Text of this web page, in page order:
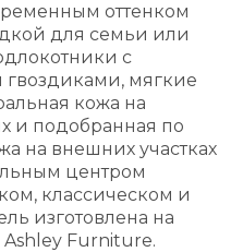
оттенком
для семьи или
с
гвоздиками, мягкие
кожа на
и подобранная по
на внешних участках
центром
классическом и
изготовлена на
Furniture.